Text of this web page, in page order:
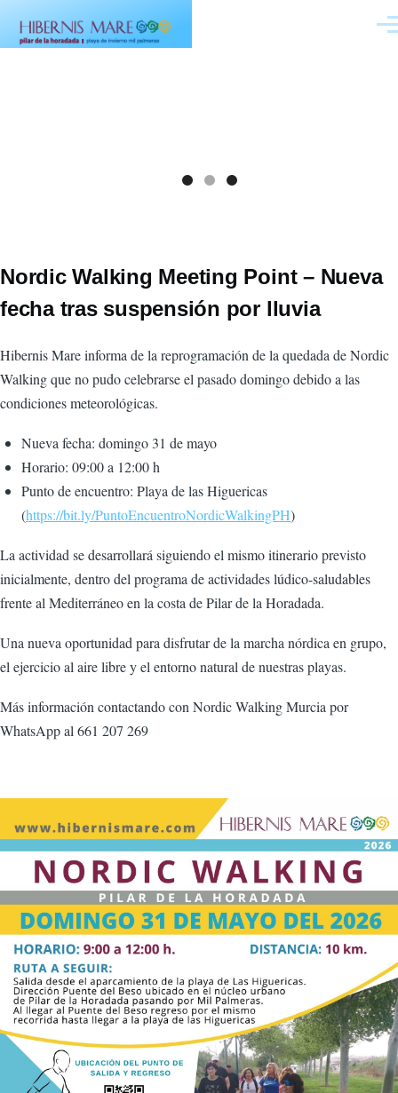
Nordic Walking Meeting Point – Nueva
fecha tras suspensión por lluvia
Hibernis Mare informa de la reprogramación de la quedada de Nordic
Walking que no pudo celebrarse el pasado domingo debido a las
condiciones meteorológicas.
Nueva fecha: domingo 31 de mayo
Horario: 09:00 a 12:00 h
Punto de encuentro: Playa de las Higuericas
(https://bit.ly/PuntoEncuentroNordicWalkingPH)
La actividad se desarrollará siguiendo el mismo itinerario previsto
inicialmente, dentro del programa de actividades lúdico-saludables
frente al Mediterráneo en la costa de Pilar de la Horadada.
Una nueva oportunidad para disfrutar de la marcha nórdica en grupo,
el ejercicio al aire libre y el entorno natural de nuestras playas.
Más información contactando con Nordic Walking Murcia por
WhatsApp al 661 207 269